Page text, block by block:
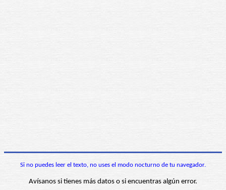
Si no puedes leer el texto, no uses el modo nocturno de tu navegador.
Avísanos si tienes más datos o si encuentras algún error.